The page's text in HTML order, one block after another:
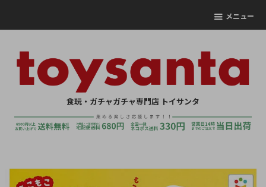
メニュー
食玩・ガチャガチャ専門店 トイサンタ